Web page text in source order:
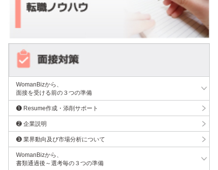
WomanBizから、
面接を受ける前の３つの準備
❶ Resume作成・添削サポート
❷ 企業説明
❸ 業界動向及び市場分析について
WomanBizから、
書類通過後～選考毎の３つの準備